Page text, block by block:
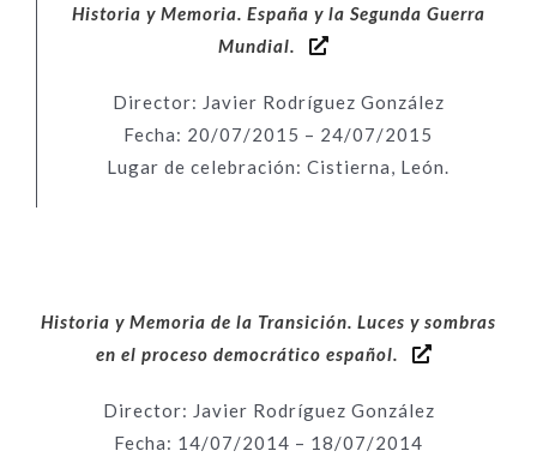
Historia y Memoria. España y la Segunda Guerra
Mundial.
Director: Javier Rodríguez González
Fecha: 20/07/2015 – 24/07/2015
Lugar de celebración: Cistierna, León.
Historia y Memoria de la Transición. Luces y sombras
en el proceso democrático español.
Director: Javier Rodríguez González
Fecha: 14/07/2014 – 18/07/2014